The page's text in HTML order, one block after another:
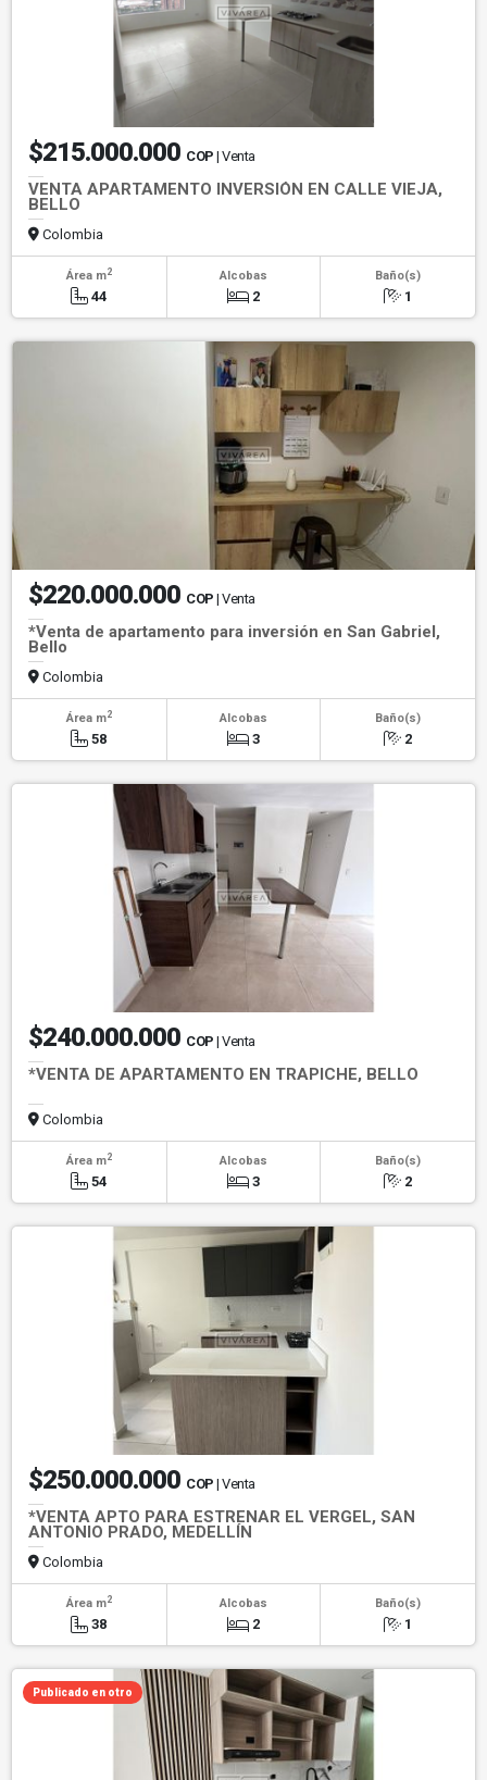
$215.000.000 COP | Venta
VENTA APARTAMENTO INVERSIÓN EN CALLE VIEJA,
BELLO
Colombia
Área m2
44
Alcobas
2
Baño(s)
1
$220.000.000 COP | Venta
*Venta de apartamento para inversión en San Gabriel,
Bello
Colombia
Área m2
58
Alcobas
3
Baño(s)
2
$240.000.000 COP | Venta
*VENTA DE APARTAMENTO EN TRAPICHE, BELLO
Colombia
Área m2
54
Alcobas
3
Baño(s)
2
$250.000.000 COP | Venta
*VENTA APTO PARA ESTRENAR EL VERGEL, SAN
ANTONIO PRADO, MEDELLÍN
Colombia
Área m2
38
Alcobas
2
Baño(s)
1
Publicado en otro